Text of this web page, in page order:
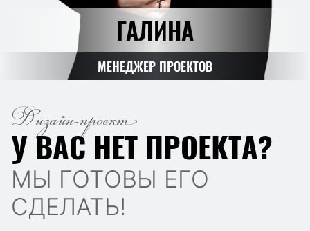
ГАЛИНА
МЕНЕДЖЕР ПРОЕКТОВ
Дизайн-проект
У ВАС НЕТ ПРОЕКТА?
МЫ ГОТОВЫ ЕГО
СДЕЛАТЬ!